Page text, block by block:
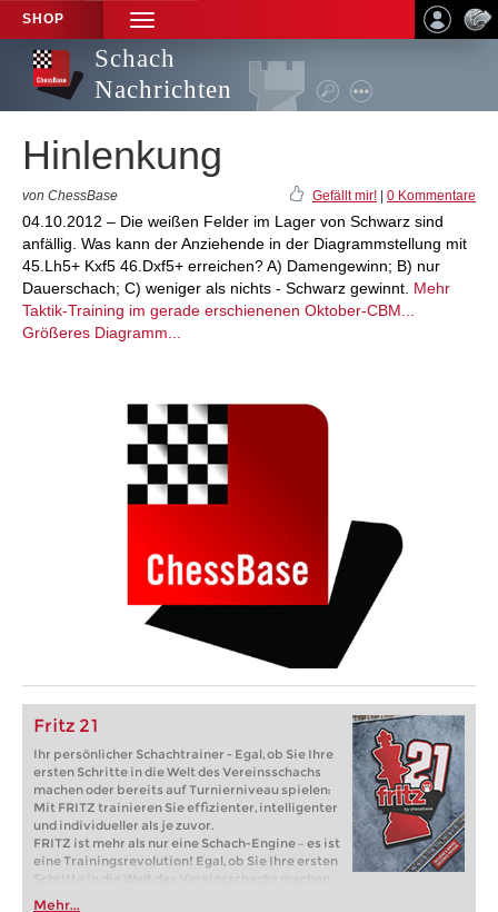
SHOP
TOGGLE
NAVIGATION
Schach
Nachrichten
Hinlenkung
von ChessBase Gefällt mir! 0 Kommentare
04.10.2012 – Die weißen Felder im Lager von Schwarz sind
anfällig. Was kann der Anziehende in der Diagrammstellung mit
45.Lh5+ Kxf5 46.Dxf5+ erreichen? A) Damengewinn; B) nur
Dauerschach; C) weniger als nichts - Schwarz gewinnt. Mehr
Taktik-Training im gerade erschienenen Oktober-CBM...
Größeres Diagramm...
Fritz 21
Ihr persönlicher Schachtrainer - Egal, ob Sie Ihre
ersten Schritte in die Welt des Vereinsschachs
machen oder bereits auf Turnierniveau spielen:
Mit FRITZ trainieren Sie effizienter, intelligenter
und individueller als je zuvor.
FRITZ ist mehr als nur eine Schach-Engine – es ist
eine Trainingsrevolution! Egal, ob Sie Ihre ersten
Schritte in die Welt des Vereinsschachs machen
oder bereits auf Turnierniveau spielen: Mit
Mehr...